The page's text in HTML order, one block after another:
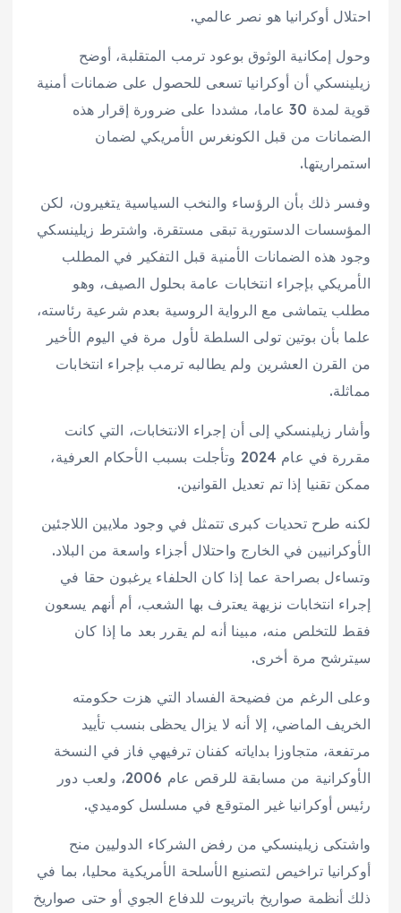
احتلال أوكرانيا هو نصر عالمي.
وحول إمكانية الوثوق بوعود ترمب المتقلبة، أوضح
زيلينسكي أن أوكرانيا تسعى للحصول على ضمانات أمنية
قوية لمدة 30 عاما، مشددا على ضرورة إقرار هذه
الضمانات من قبل الكونغرس الأمريكي لضمان
استمراريتها.
وفسر ذلك بأن الرؤساء والنخب السياسية يتغيرون، لكن
المؤسسات الدستورية تبقى مستقرة. واشترط زيلينسكي
وجود هذه الضمانات الأمنية قبل التفكير في المطلب
الأمريكي بإجراء انتخابات عامة بحلول الصيف، وهو
مطلب يتماشى مع الرواية الروسية بعدم شرعية رئاسته،
علما بأن بوتين تولى السلطة لأول مرة في اليوم الأخير
من القرن العشرين ولم يطالبه ترمب بإجراء انتخابات
مماثلة.
وأشار زيلينسكي إلى أن إجراء الانتخابات، التي كانت
مقررة في عام 2024 وتأجلت بسبب الأحكام العرفية،
ممكن تقنيا إذا تم تعديل القوانين.
لكنه طرح تحديات كبرى تتمثل في وجود ملايين اللاجئين
الأوكرانيين في الخارج واحتلال أجزاء واسعة من البلاد.
وتساءل بصراحة عما إذا كان الحلفاء يرغبون حقا في
إجراء انتخابات نزيهة يعترف بها الشعب، أم أنهم يسعون
فقط للتخلص منه، مبينا أنه لم يقرر بعد ما إذا كان
سيترشح مرة أخرى.
وعلى الرغم من فضيحة الفساد التي هزت حكومته
الخريف الماضي، إلا أنه لا يزال يحظى بنسب تأييد
مرتفعة، متجاوزا بداياته كفنان ترفيهي فاز في النسخة
الأوكرانية من مسابقة للرقص عام 2006، ولعب دور
رئيس أوكرانيا غير المتوقع في مسلسل كوميدي.
واشتكى زيلينسكي من رفض الشركاء الدوليين منح
أوكرانيا تراخيص لتصنيع الأسلحة الأمريكية محليا، بما في
ذلك أنظمة صواريخ باتريوت للدفاع الجوي أو حتى صواريخ